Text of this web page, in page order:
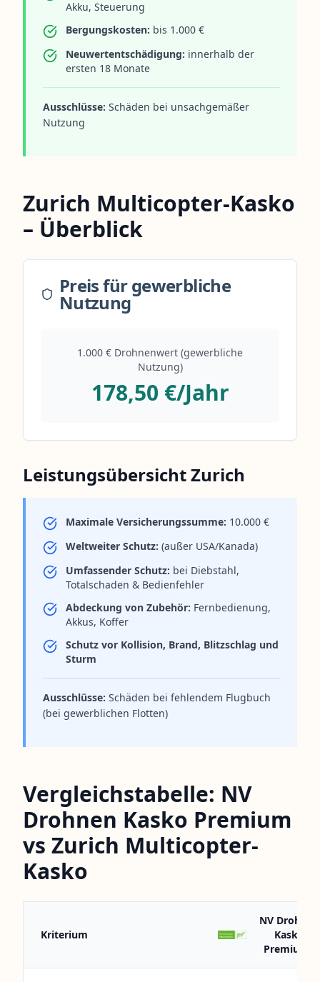
Akku, Steuerung
Bergungskosten: bis 1.000 €
Neuwertentschädigung: innerhalb der
ersten 18 Monate
Ausschlüsse: Schäden bei unsachgemäßer
Nutzung
Zurich Multicopter-Kasko
– Überblick
Preis für gewerbliche
Nutzung
1.000 € Drohnenwert (gewerbliche
Nutzung)
178,50 €/Jahr
Leistungsübersicht Zurich
Maximale Versicherungssumme: 10.000 €
Weltweiter Schutz: (außer USA/Kanada)
Umfassender Schutz: bei Diebstahl,
Totalschaden & Bedienfehler
Abdeckung von Zubehör: Fernbedienung,
Akkus, Koffer
Schutz vor Kollision, Brand, Blitzschlag und
Sturm
Ausschlüsse: Schäden bei fehlendem Flugbuch
(bei gewerblichen Flotten)
Vergleichstabelle: NV
Drohnen Kasko Premium
vs Zurich Multicopter-
Kasko
Kriterium
NV Drohnen
Kasko
Premium*